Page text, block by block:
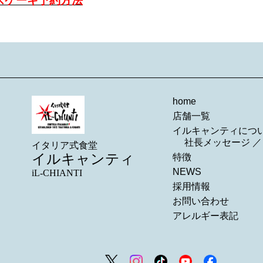
イタリア式食堂
イルキャンティ
iL-CHIANTI
home
店舗一覧
イルキャンティにつ
社長メッセージ
特徴
NEWS
採用情報
お問い合わせ
アレルギー表記